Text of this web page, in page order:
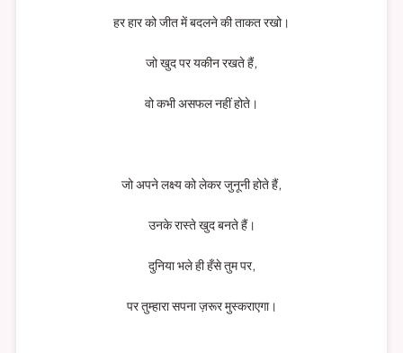
हर हार को जीत में बदलने की ताकत रखो।
जो खुद पर यकीन रखते हैं,
वो कभी असफल नहीं होते।
जो अपने लक्ष्य को लेकर जुनूनी होते हैं,
उनके रास्ते खुद बनते हैं।
दुनिया भले ही हँसे तुम पर,
पर तुम्हारा सपना ज़रूर मुस्कराएगा।